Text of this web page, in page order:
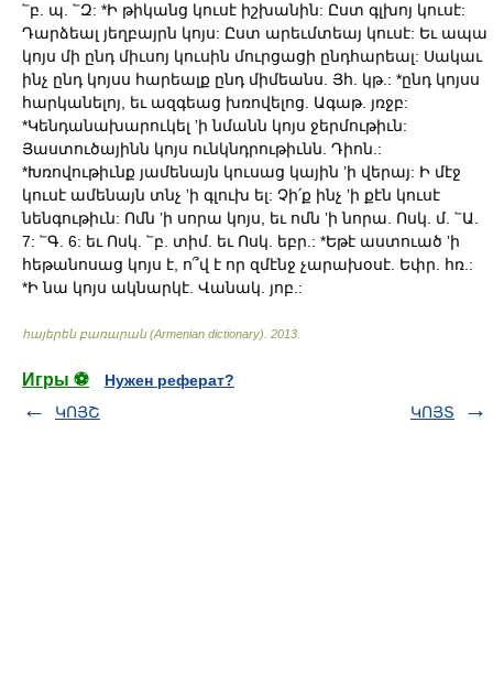
՟բ. պ. ՟Զ: *Ի թիկանց կուսէ իշխանին: Ըստ գլխոյ կուսէ:
Դարձեալ յեղբայրն կոյս: Ըստ արեւմտեայ կուսէ: Եւ ապա
կոյս մի ընդ միւսոյ կուսին մուրցացի ընդհարեալ: Սակաւ
ինչ ընդ կոյսս հարեալք ընդ միմեանս. Յհ. կթ.: *ընդ կոյսս
հարկանելոյ, եւ ազգեաց խռովելոց. Ագաթ. յռջբ:
*Կենդանախարուկել ʼի նմանն կոյս ջերմութիւն:
Յաստուծայինն կոյս ունկնդրութիւնն. Դիոն.:
*Խռովութիւնք յամենայն կուսաց կային ʼի վերայ: Ի մէջ
կուսէ ամենայն տնչ ʼի գլուխ ել: Չի՛ք ինչ ʼի քէն կուսէ
նենգութիւն: Ոմն ʼի սորա կոյս, եւ ոմն ʼի նորա. Ոսկ. մ. ՟Ա.
7: ՟Գ. 6: եւ Ոսկ. ՟բ. տիմ. եւ Ոսկ. եբր.: *Եթէ աստուած ʼի
հեթանոսաց կոյս է, ո՞վ է որ զմէնջ չարախօսէ. Եփր. հռ.:
*Ի նա կոյս ակնարկէ. Վանակ. յոբ.:
հայերեն բառարան (Armenian dictionary) 2013
Игры ⚽
Нужен реферат?
ԿՈՅՇ
ԿՈՅՏ